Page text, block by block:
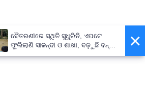
×
ବୈତରଣୀରେ ସ୍ଥିତି ସୁଧୁରିନି, ଏପଟେ
ଫୁଲିଲାଣି ସାଳନ୍ଦୀ ଓ ଶାଖା, ବଢ଼ୁଛି ବନ୍ୟା